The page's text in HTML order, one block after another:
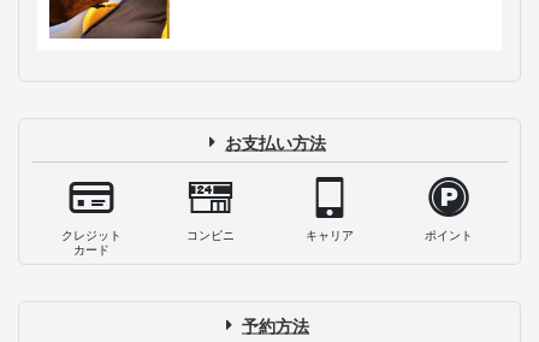
お支払い方法
クレジット
カード
コンビニ キャリア ポイント
予約方法